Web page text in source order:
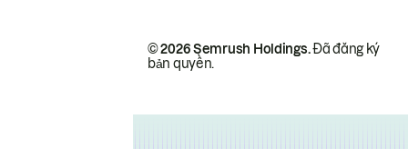
© 2026 Semrush Holdings.Đã đăng ký
bản quyền.